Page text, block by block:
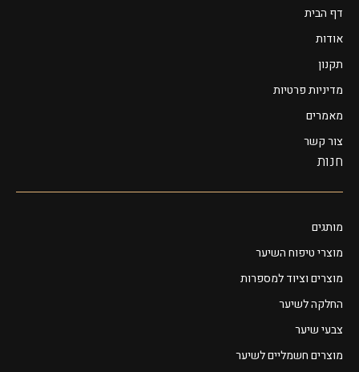
דף הבית
אודות
תקנון
מדיניות פרטיות
מאמרים
צור קשר
חנות
מותגים
מוצרי טיפוח השיער
מוצרים וציוד למספרות
החלקה לשיער
צבעי שיער
מוצרים חשמליים לשיער